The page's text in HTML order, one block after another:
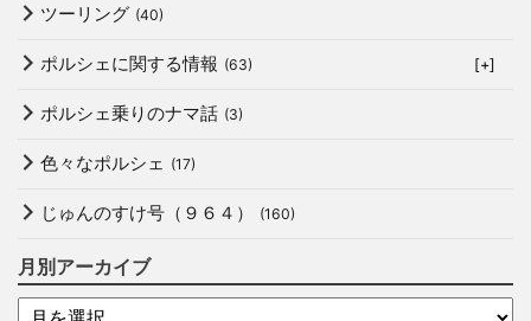
ツーリング (40)
ポルシェに関する情報 (63) [+]
ポルシェ乗りのナマ話 (3)
色々なポルシェ (17)
じゅんのすけ号（９６４） (160)
月別アーカイブ